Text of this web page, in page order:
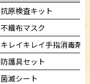
抗原検査キット
不織布マスク
キレイキレイ手指消毒剤
防護具セット
菌滅シート